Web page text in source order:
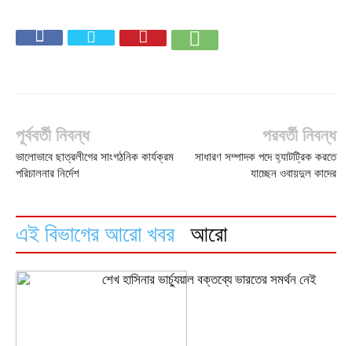
পূর্ববর্তী নিবন্ধ
ভালোভাবে ছাত্রলীগের সাংগঠনিক কার্যক্রম
পরিচালনার নির্দেশ
পরবর্তী নিবন্ধ
সাধারণ সম্পাদক পদে হ্যাটট্রিক করতে
যাচ্ছেন ওবায়দুল কাদের
এই বিভাগের আরো খবর আরো
শেখ হাসিনার ভার্চ্যুয়াল বক্তব্যে ভারতের সমর্থন নেই